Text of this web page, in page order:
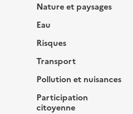
Nature et paysages
Eau
Risques
Transport
Pollution et nuisances
Participation
citoyenne